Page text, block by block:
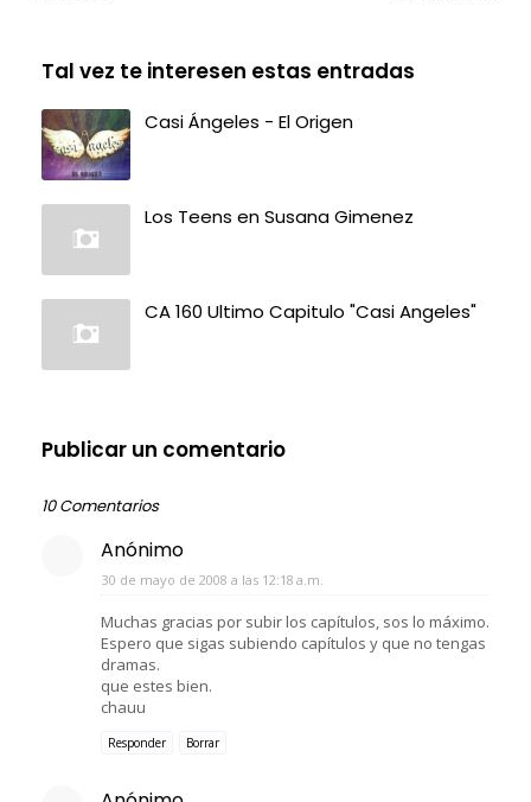
Tal vez te interesen estas entradas
Casi Ángeles - El Origen
Los Teens en Susana Gimenez
CA 160 Ultimo Capitulo "Casi Angeles"
Publicar un comentario
10 Comentarios
Anónimo
30 de mayo de 2008 a las 12:18 a.m.
Muchas gracias por subir los capítulos, sos lo máximo.
Espero que sigas subiendo capítulos y que no tengas
dramas.
que estes bien.
chauu
Responder Borrar